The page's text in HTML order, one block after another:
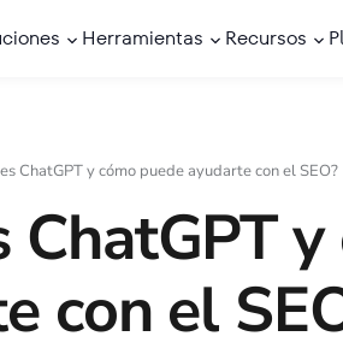
Herramientas Recursos
ChatGPT y cómo puede ayudarte con el SEO?
ChatGPT
con el